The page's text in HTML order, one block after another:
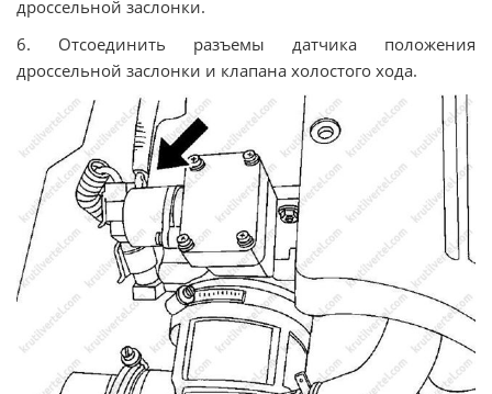
дроссельной заслонки.
6. Отсоединить разъемы датчика положения
дроссельной заслонки и клапана холостого хода.